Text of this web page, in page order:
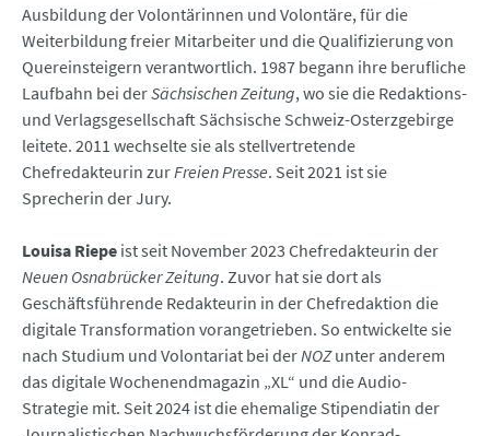
Ausbildung der Volontärinnen und Volontäre, für die
Weiterbildung freier Mitarbeiter und die Qualifizierung von
Quereinsteigern verantwortlich. 1987 begann ihre berufliche
Laufbahn bei derSächsischen Zeitung, wo sie die Redaktions-
und Verlagsgesellschaft Sächsische Schweiz-Osterzgebirge
leitete. 2011 wechselte sie als stellvertretende
Chefredakteurin zurFreien Presse. Seit 2021 ist sie
Sprecherin der Jury.
Louisa Riepe ist seit November 2023 Chefredakteurin der
Neuen Osnabrücker Zeitung. Zuvor hat sie dort als
Geschäftsführende Redakteurin in der Chefredaktion die
digitale Transformation vorangetrieben. So entwickelte sie
nach Studium und Volontariat bei derNOZunter anderem
das digitale Wochenendmagazin „XL“ und die Audio-
Strategie mit. Seit 2024 ist die ehemalige Stipendiatin der